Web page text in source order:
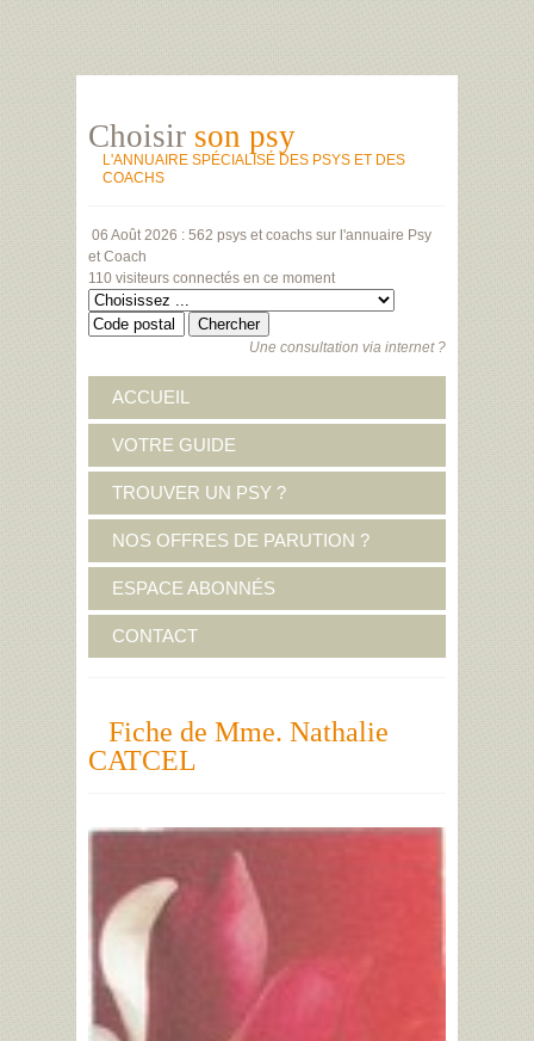
Choisir son psy
L'ANNUAIRE SPÉCIALISÉ DES PSYS ET DES
COACHS
06 Août 2026 : 562 psys et coachs sur l'annuaire Psy
et Coach
110 visiteurs connectés en ce moment
Une consultation via internet ?
ACCUEIL
VOTRE GUIDE
TROUVER UN PSY ?
NOS OFFRES DE PARUTION ?
ESPACE ABONNÉS
CONTACT
Fiche de Mme. Nathalie
CATCEL